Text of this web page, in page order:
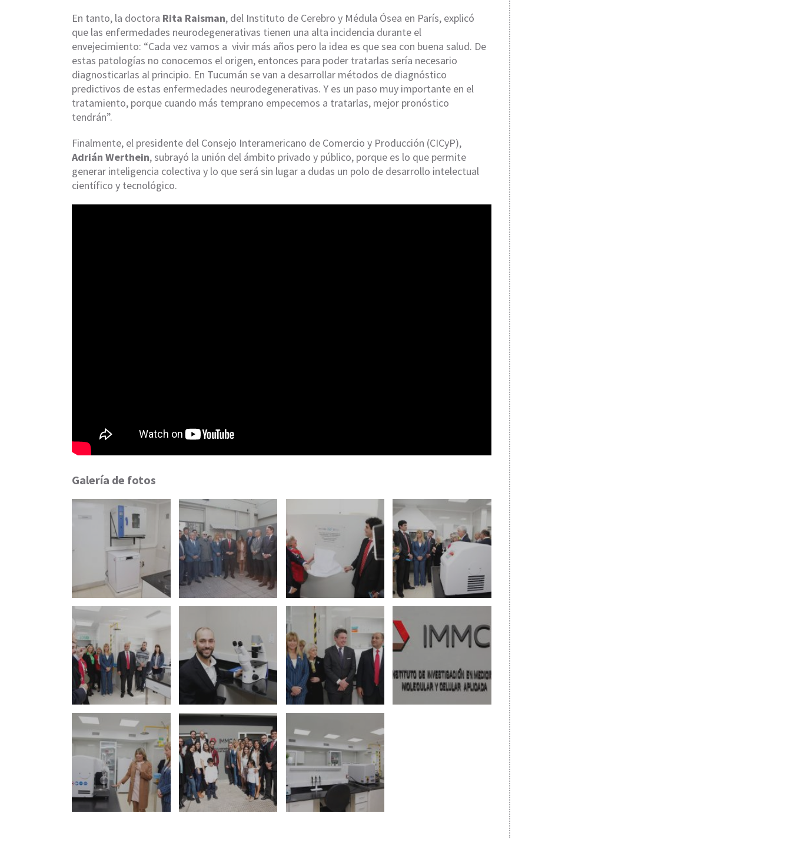
En tanto, la doctora Rita Raisman, del Instituto de Cerebro y Médula Ósea en París, explicó
que las enfermedades neurodegenerativas tienen una alta incidencia durante el
envejecimiento: “Cada vez vamos a vivir más años pero la idea es que sea con buena salud. De
estas patologías no conocemos el origen, entonces para poder tratarlas sería necesario
diagnosticarlas al principio. En Tucumán se van a desarrollar métodos de diagnóstico
predictivos de estas enfermedades neurodegenerativas. Y es un paso muy importante en el
tratamiento, porque cuando más temprano empecemos a tratarlas, mejor pronóstico
tendrán”.
Finalmente, el presidente del Consejo Interamericano de Comercio y Producción (CICyP),
Adrián Werthein, subrayó la unión del ámbito privado y público, porque es lo que permite
generar inteligencia colectiva y lo que será sin lugar a dudas un polo de desarrollo intelectual
científico y tecnológico.
Galería de fotos